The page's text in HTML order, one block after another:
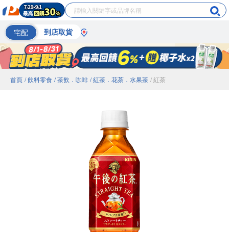
宅配 到店取貨
首頁 / 飲料零食 / 茶飲．咖啡 / 紅茶．花茶．水果茶 / 紅茶